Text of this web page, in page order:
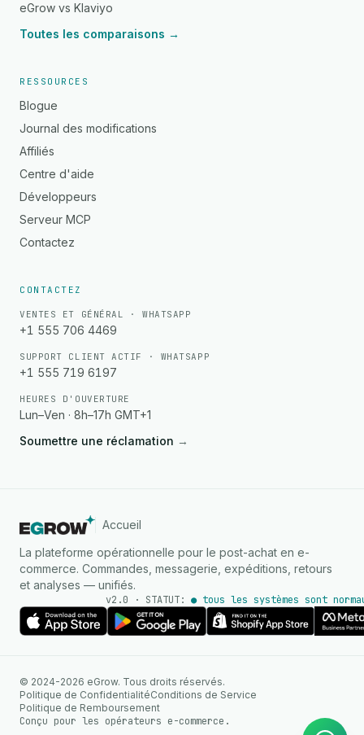
eGrow vs Klaviyo
Toutes les comparaisons →
RESSOURCES
Blogue
Journal des modifications
Affiliés
Centre d'aide
Développeurs
Serveur MCP
Contactez
CONTACTEZ
VENTES ET GÉNÉRAL · WHATSAPP
+1 555 706 4469
SUPPORT CLIENT ACTIF · WHATSAPP
+1 555 719 6197
HEURES D'OUVERTURE
Lun–Ven · 8h–17h GMT+1
Soumettre une réclamation →
Accueil
La plateforme opérationnelle pour le post-achat en e-
commerce. Commandes, messagerie, expéditions, retours
et analyses — unifiés.
v2.0 · STATUT: ● tous les systèmes sont
© 2024-2026 eGrow. Tous droits réservés.
Politique de ConfidentialitéConditions de Service
Politique de Remboursement
Conçu pour les opérateurs e-commerce.
Réponses instantanées sur
WhatsApp